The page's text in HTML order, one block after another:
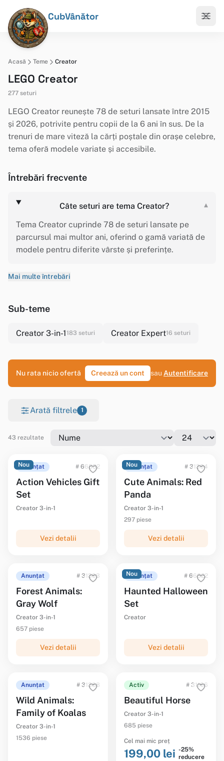
CubVânător
Acasă Teme Creator
LEGO Creator
277 seturi
LEGO Creator reunește 78 de seturi lansate între 2015
și 2026, potrivite pentru copii de la 6 ani în sus. De la
trenuri de mare viteză la cărți poștale din orașe celebre,
tema oferă modele variate și accesibile.
Întrebări frecvente
Câte seturi are tema Creator?
▾
Tema Creator cuprinde 78 de seturi lansate pe
parcursul mai multor ani, oferind o gamă variată de
modele pentru diferite vârste și preferințe.
Mai multe întrebări
Sub-teme
Creator 3-in-1183 seturi Creator Expert16 seturi
Nu rata nicio ofertă Creează un cont sau Autentificare
Arată filtrele 1
43 rezultate
Nou
Anunțat # 66832
Action Vehicles Gift
Set
Creator 3-in-1
Vezi detalii
Nou
Anunțat # 31394
Cute Animals: Red
Panda
Creator 3-in-1
297 piese
Vezi detalii
Anunțat # 31393
Forest Animals:
Gray Wolf
Creator 3-in-1
657 piese
Vezi detalii
Nou
Anunțat # 66822
Haunted Halloween
Set
Creator
Vezi detalii
Anunțat # 31388
Wild Animals:
Family of Koalas
Creator 3-in-1
1536 piese
Activ # 31166
Beautiful Horse
Creator 3-in-1
685 piese
Cel mai mic preț
199,00 lei -25%
reducere